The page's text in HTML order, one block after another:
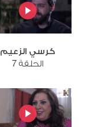
كرسي الزعيم
الحلقة 7